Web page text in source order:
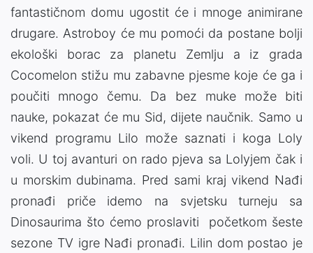
fantastičnom domu ugostit će i mnoge animirane
drugare. Astroboy će mu pomoći da postane bolji
ekološki borac za planetu Zemlju a iz grada
Cocomelon stižu mu zabavne pjesme koje će ga i
poučiti mnogo čemu. Da bez muke može biti
nauke, pokazat će mu Sid, dijete naučnik. Samo u
vikend programu Lilo može saznati i koga Loly
voli. U toj avanturi on rado pjeva sa Lolyjem čak i
u morskim dubinama. Pred sami kraj vikend Nađi
pronađi priče idemo na svjetsku turneju sa
Dinosaurima što ćemo proslaviti početkom šeste
sezone TV igre Nađi pronađi. Lilin dom postao je